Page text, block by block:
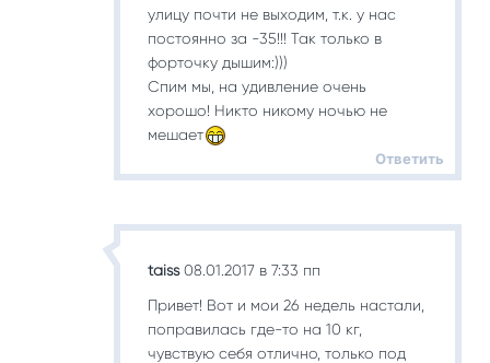
улицу почти не выходим, т.к. у нас
постоянно за -35!!! Так только в
форточку дышим:)))
Спим мы, на удивление очень
хорошо! Никто никому ночью не
мешает
Ответить
taiss08.01.2017 в 7:33 пп
Привет! Вот и мои 26 недель настали,
поправилась где-то на 10 кг,
чувствую себя отлично, только под